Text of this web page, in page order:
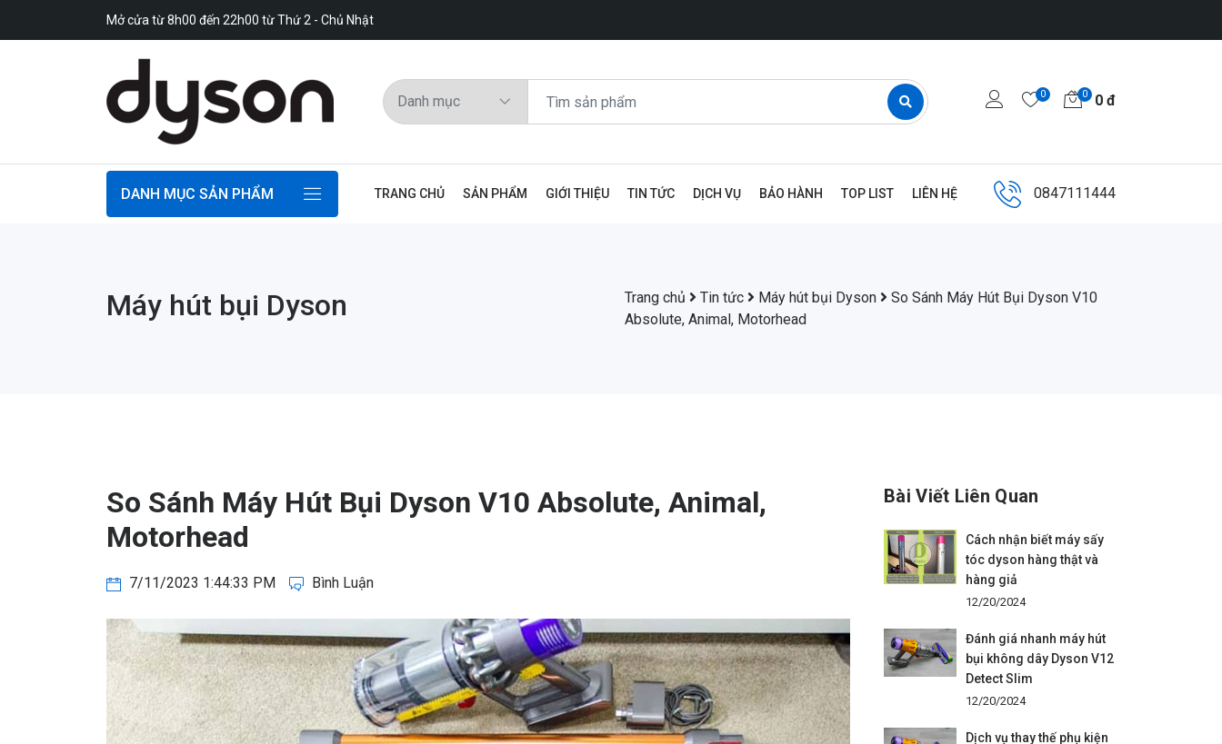
Mở cửa từ 8h00 đến 22h00 từ Thứ 2 - Chủ Nhật
0 0 0 đ
DANH MỤC SẢN PHẨM TRANG CHỦ SẢN PHẨM GIỚI THIỆU TIN TỨC DỊCH VỤ BẢO HÀNH TOP LIST LIÊN HỆ 0847111444
Máy hút bụi Dyson Trang chủ Tin tức Máy hút bụi Dyson
So Sánh Máy Hút Bụi Dyson V10
Absolute, Animal, Motorhead
So Sánh Máy Hút Bụi Dyson V10 Absolute, Animal,
Motorhead
7/11/2023 1:44:33 PM Bình Luận
Bài Viết Liên Quan
Cách nhận biết máy sấy
tóc dyson hàng thật và
hàng giả
12/20/2024
Đánh giá nhanh máy hút
bụi không dây Dyson V12
Detect Slim
12/20/2024
Dịch vụ thay thế phụ kiện